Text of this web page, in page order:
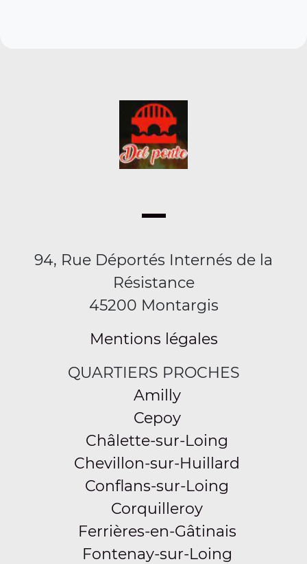
94, Rue Déportés Internés de la
Résistance
45200 Montargis
Mentions légales
QUARTIERS PROCHES
Amilly
Cepoy
Châlette-sur-Loing
Chevillon-sur-Huillard
Conflans-sur-Loing
Corquilleroy
Ferrières-en-Gâtinais
Fontenay-sur-Loing